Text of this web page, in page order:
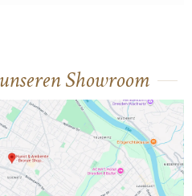
Showroom